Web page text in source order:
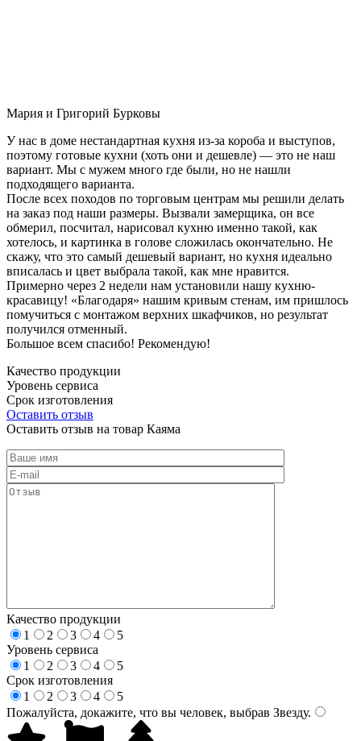
Мария и Григорий Бурковы
У нас в доме нестандартная кухня из-за короба и выступов,
поэтому готовые кухни (хоть они и дешевле) — это не наш
вариант. Мы с мужем много где были, но не нашли
подходящего варианта.
После всех походов по торговым центрам мы решили делать
на заказ под наши размеры. Вызвали замерщика, он все
обмерил, посчитал, нарисовал кухню именно такой, как
хотелось, и картинка в голове сложилась окончательно. Не
скажу, что это самый дешевый вариант, но кухня идеально
вписалась и цвет выбрала такой, как мне нравится.
Примерно через 2 недели нам установили нашу кухню-
красавицу! «Благодаря» нашим кривым стенам, им пришлось
помучиться с монтажом верхних шкафчиков, но результат
получился отменный.
Большое всем спасибо! Рекомендую!
Качество продукции
Уровень сервиса
Срок изготовления
Оставить отзыв
Оставить отзыв на товар Каяма
Качество продукции
1
2 3 4
5
Уровень сервиса
1
2 3 4
5
Срок изготовления
1
2 3 4
5
Пожалуйста, докажите, что вы человек, выбрав Звезду.